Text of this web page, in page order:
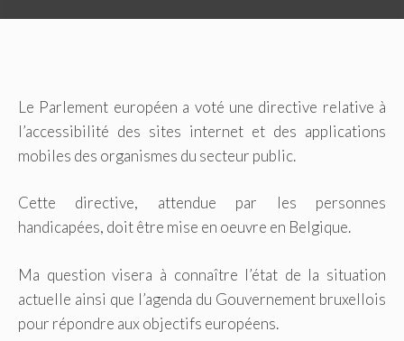
Le Parlement européen a voté une directive relative à
l’accessibilité des sites internet et des applications
mobiles des organismes du secteur public.
Cette directive, attendue par les personnes
handicapées, doit être mise en oeuvre en Belgique.
Ma question visera à connaître l’état de la situation
actuelle ainsi que l’agenda du Gouvernement bruxellois
pour répondre aux objectifs européens.